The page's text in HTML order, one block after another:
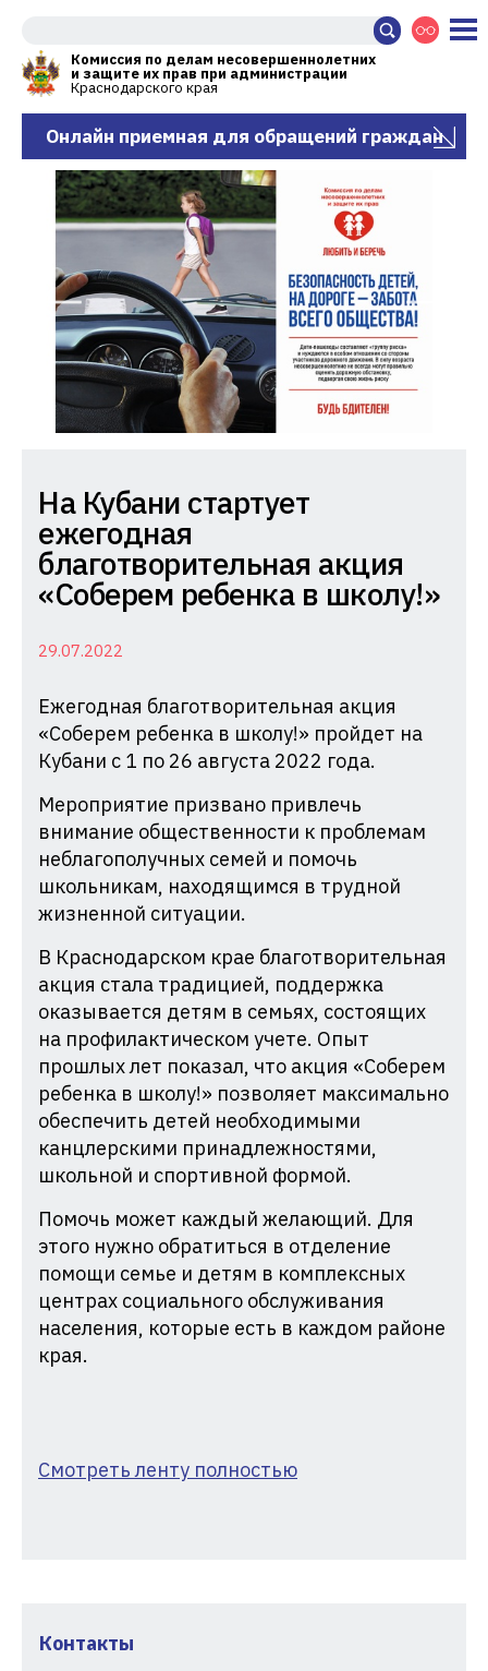
Комиссия по делам несовершеннолетних
и защите их прав при администрации
Краснодарского края
Онлайн приемная для обращений граждан
Контакты
Комиссия
по
делам
несовершеннолетних
защите
прав
при
Администрации
Краснодарского
края
На Кубани стартует
ежегодная
благотворительная акция
«Соберем ребенка в школу!»
29.07.2022
Ежегодная благотворительная акция
«Соберем ребенка в школу!» пройдет на
Кубани с 1 по 26 августа 2022 года.
Мероприятие призвано привлечь
внимание общественности к проблемам
неблагополучных семей и помочь
школьникам, находящимся в трудной
жизненной ситуации.
В Краснодарском крае благотворительная
акция стала традицией, поддержка
оказывается детям в семьях, состоящих
на профилактическом учете. Опыт
прошлых лет показал, что акция «Соберем
ребенка в школу!» позволяет максимально
обеспечить детей необходимыми
канцлерскими принадлежностями,
школьной и спортивной формой.
Помочь может каждый желающий. Для
этого нужно обратиться в отделение
помощи семье и детям в комплексных
центрах социального обслуживания
населения, которые есть в каждом районе
края.
Смотреть ленту полностью